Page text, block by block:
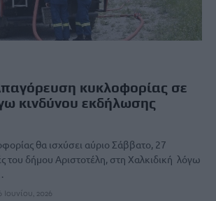
κυκλοφορίας σε
κινδύνου εκδήλωσης
θα ισχύσει αύριο Σάββατο, 27
του δήμου Αριστοτέλη, στη Χαλκιδική λόγω
Ιουνίου, 2026